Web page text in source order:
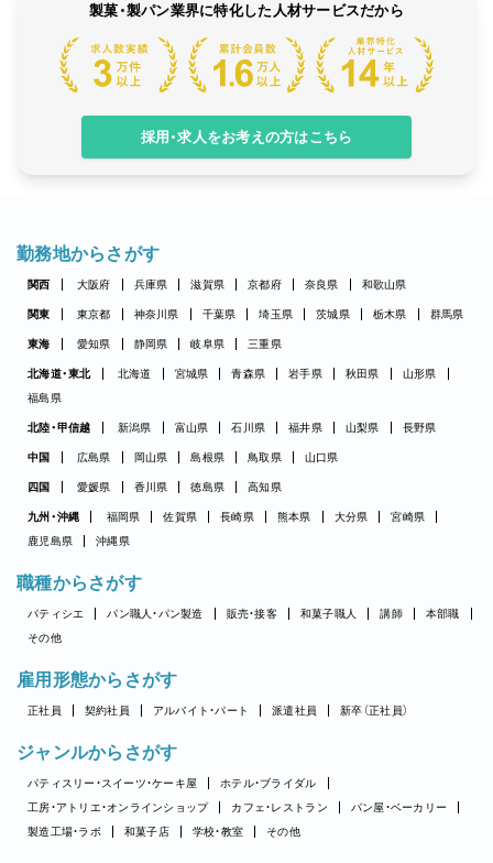
製菓・製パン業界に特化した人材サービスだから
採用・求人をお考えの方はこちら
勤務地からさがす
関西 大阪府 兵庫県 滋賀県 京都府 奈良県 和歌山県
関東 東京都 神奈川県 千葉県 埼玉県 茨城県 栃木県 群馬県
東海 愛知県 静岡県 岐阜県 三重県
北海道・東北 北海道 宮城県 青森県 岩手県 秋田県
山形県
福島県
北陸・甲信越 新潟県 富山県 石川県 福井県 山梨県 長野県
中国 広島県 岡山県 島根県 鳥取県 山口県
四国 愛媛県 香川県 徳島県 高知県
九州・沖縄 福岡県 佐賀県 長崎県 熊本県 大分県
宮崎県
鹿児島県
沖縄県
職種からさがす
パティシエ パン職人・パン製造 販売・接客 和菓子職人 講師
本部職
その他
雇用形態からさがす
正社員 契約社員 アルバイト・パート 派遣社員 新卒（正社員）
ジャンルからさがす
パティスリー・スイーツ・ケーキ屋
ホテル・ブライダル
工房・アトリエ・オンラインショップ
カフェ・レストラン
パン屋・ベーカリー
製造工場・ラボ
和菓子店 学校・教室 その他